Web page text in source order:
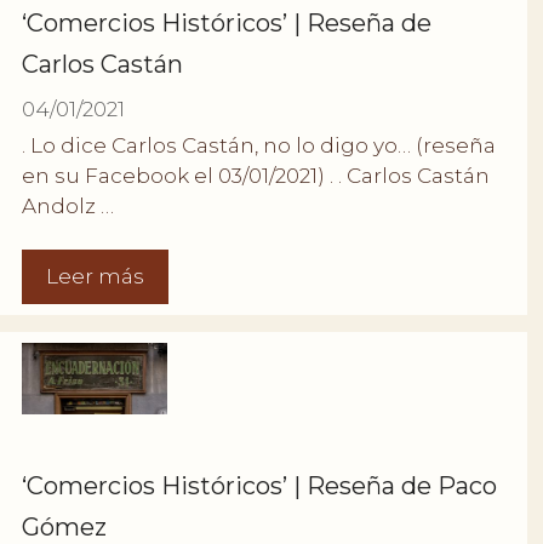
‘Comercios Históricos’ | Reseña de
Carlos Castán
04/01/2021
. Lo dice Carlos Castán, no lo digo yo… (reseña
en su Facebook el 03/01/2021) . . Carlos Castán
Andolz …
Leer más
‘Comercios Históricos’ | Reseña de Paco
Gómez